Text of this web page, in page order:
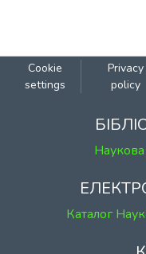
Cookie
settings
Privacy
policy
Каталог